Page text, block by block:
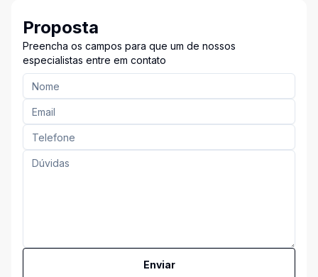
Proposta
Preencha os campos para que um de nossos
especialistas entre em contato
Enviar